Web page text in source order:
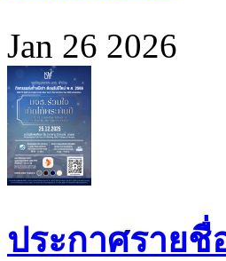
Jan 26 2026
ประกาศราย